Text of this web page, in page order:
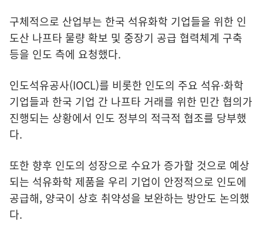
구체적으로 산업부는 한국 석유화학 기업들을 위한 인
도산 나프타 물량 확보 및 중장기 공급 협력체계 구축
등을 인도 측에 요청했다.
인도석유공사(IOCL)를 비롯한 인도의 주요 석유·화학
기업들과 한국 기업 간 나프타 거래를 위한 민간 협의가
진행되는 상황에서 인도 정부의 적극적 협조를 당부했
다.
또한 향후 인도의 성장으로 수요가 증가할 것으로 예상
되는 석유화학 제품을 우리 기업이 안정적으로 인도에
공급해, 양국이 상호 취약성을 보완하는 방안도 논의했
다.